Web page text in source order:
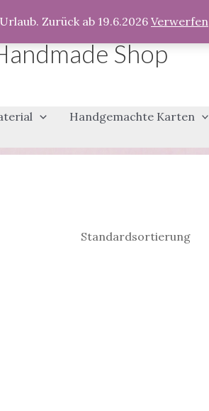
Zurück ab 19.6.2026Verwerfen
Shop
Handgemachte Karten